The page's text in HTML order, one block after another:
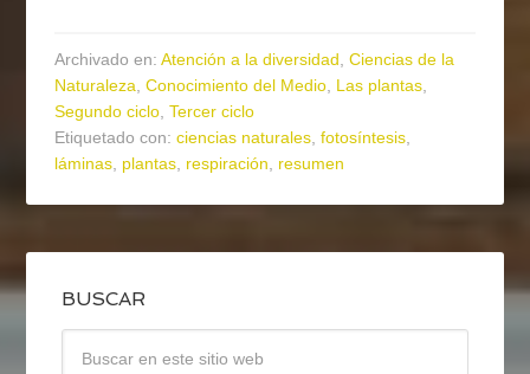
Archivado en:Atención a la diversidad,Ciencias de la
Naturaleza,Conocimiento del Medio, Las plantas,
Segundo ciclo,Tercer ciclo
Etiquetado con:ciencias naturales,fotosíntesis,
láminas, plantas, respiración, resumen
BUSCAR